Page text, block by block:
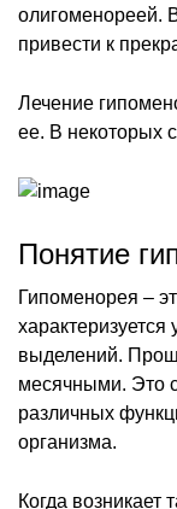
олигоменореей.
привести к
Лечение
ее. В некоторых
Понятие
Гипоменорея –
выделений.
месячными. Это
различных
организма.
Когда возникает